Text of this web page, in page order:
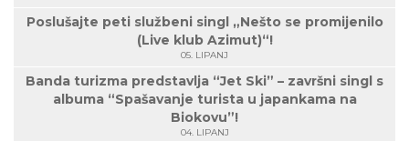
Poslušajte peti službeni singl „Nešto se promijenilo
(Live klub Azimut)“!
05. LIPANJ
Banda turizma predstavlja “Jet Ski” – završni singl s
albuma “Spašavanje turista u japankama na
Biokovu”!
04. LIPANJ